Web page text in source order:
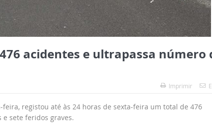
acidentes e ultrapassa número
Imprimir
registou até às 24 horas de sexta-feira um total de 476
sete feridos graves.